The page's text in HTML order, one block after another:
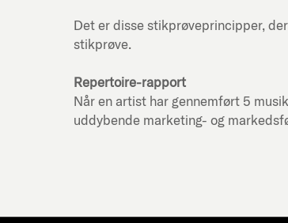
Det er disse stikprøveprincipper,
stikprøve.
Repertoire-rapport
Når en artist har gennemført 5
uddybende marketing- og